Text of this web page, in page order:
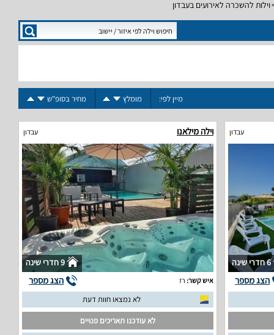
וילות להשכרה לאירועים בעבדון
מיין לפי: מומלץ מחיר בסופ"ש
עבדון
6 חדרי שינה
הצג מספר
וילה מילאנו עבדון
9 חדרי שינה
איש קשר: רז הצג מספר
לא נמצאו חוות דעת
לא עודכנו תאריכים פנויים